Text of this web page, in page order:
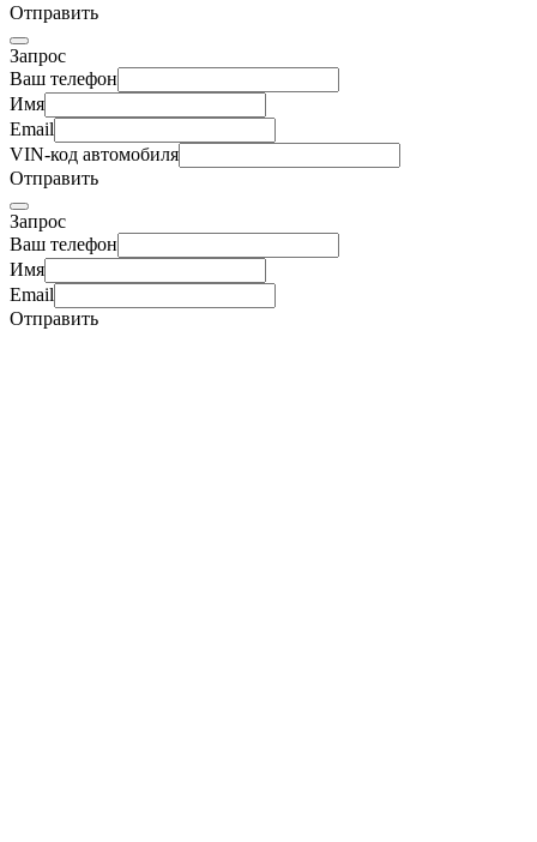
Отправить
Запрос
Ваш телефон
Имя
Email
VIN-код автомобиля
Отправить
Запрос
Ваш телефон
Имя
Email
Отправить